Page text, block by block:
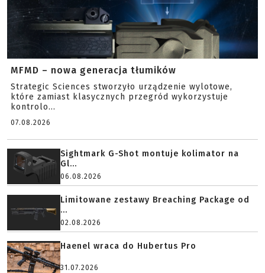
MFMD – nowa generacja tłumików
Strategic Sciences stworzyło urządzenie wylotowe,
które zamiast klasycznych przegród wykorzystuje
kontrolo...
07.08.2026
Sightmark G-Shot montuje kolimator na
Gl...
06.08.2026
Limitowane zestawy Breaching Package od
...
02.08.2026
Haenel wraca do Hubertus Pro
31.07.2026